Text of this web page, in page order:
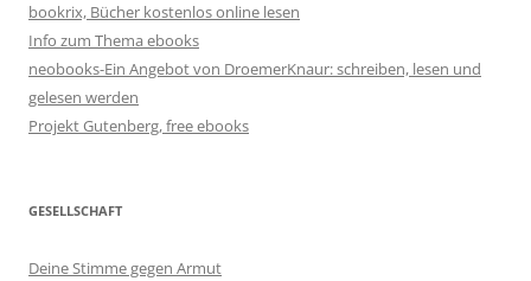
bookrix, Bücher kostenlos online lesen
Info zum Thema ebooks
neobooks-Ein Angebot von DroemerKnaur: schreiben, lesen und
gelesen werden
Projekt Gutenberg, free ebooks
GESELLSCHAFT
Deine Stimme gegen Armut